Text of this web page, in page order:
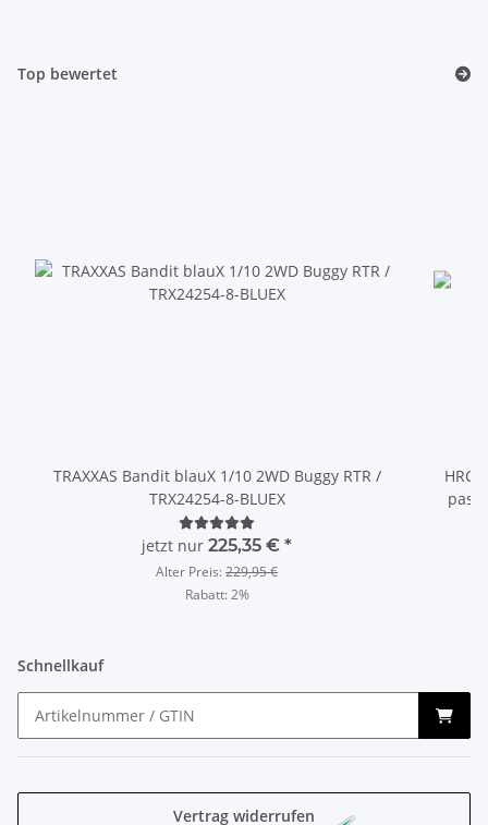
Top bewertet
TRAXXAS Bandit blauX 1/10 2WD Buggy RTR /
TRX24254-8-BLUEX
jetzt nur 225,35 € *
Alter Preis:229,95 €
Rabatt:2%
HRC
Schnellkauf
Vertrag widerrufen